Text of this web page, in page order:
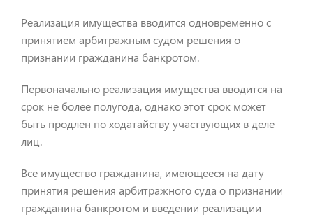
Реализация имущества вводится одновременно с
принятием арбитражным судом решения о
признании гражданина банкротом.
Первоначально реализация имущества вводится на
срок не более полугода, однако этот срок может
быть продлен по ходатайству участвующих в деле
лиц.
Все имущество гражданина, имеющееся на дату
принятия решения арбитражного суда о признании
гражданина банкротом и введении реализации